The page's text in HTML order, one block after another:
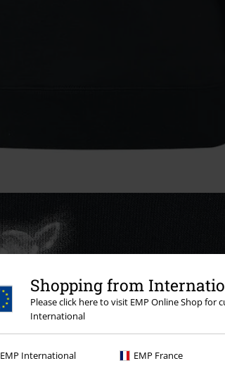
Shopping from
Please click here to visit EMP Online Shop for
International
EMP International EMP France